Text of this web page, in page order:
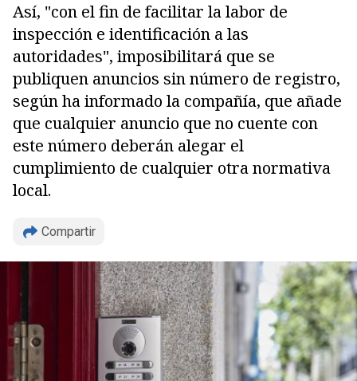
Así, "con el fin de facilitar la labor de
inspección e identificación a las
autoridades", imposibilitará que se
publiquen anuncios sin número de registro,
según ha informado la compañía, que añade
que cualquier anuncio que no cuente con
este número deberán alegar el
cumplimiento de cualquier otra normativa
local.
Compartir
Copiar